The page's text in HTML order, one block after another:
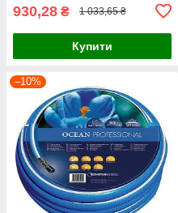
930,28 ₴ 1 033,65 ₴
Купити
–10%